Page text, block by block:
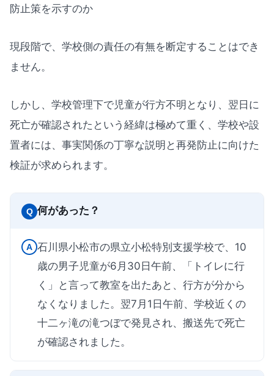
防止策を示すのか
現段階で、学校側の責任の有無を断定することはでき
ません。
しかし、学校管理下で児童が行方不明となり、翌日に
死亡が確認されたという経緯は極めて重く、学校や設
置者には、事実関係の丁寧な説明と再発防止に向けた
検証が求められます。
Q 何があった？
A 石川県小松市の県立小松特別支援学校で、10
歳の男子児童が6月30日午前、「トイレに行
く」と言って教室を出たあと、行方が分から
なくなりました。翌7月1日午前、学校近くの
十二ヶ滝の滝つぼで発見され、搬送先で死亡
が確認されました。